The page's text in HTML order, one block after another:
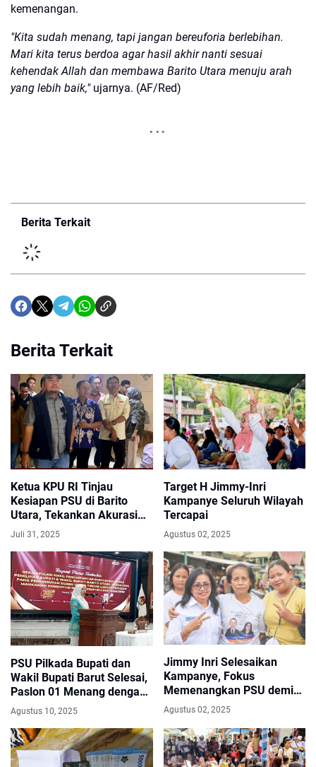
kemenangan.
"Kita sudah menang, tapi jangan bereuforia berlebihan.
Mari kita terus berdoa agar hasil akhir nanti sesuai
kehendak Allah dan membawa Barito Utara menuju arah
yang lebih baik,"ujarnya. (AF/Red)
Berita Terkait
Berita Terkait
Ketua KPU RI Tinjau
Kesiapan PSU di Barito
Utara, Tekankan Akurasi
dan Ketelitian Logistik
Juli 31, 2025
Target H Jimmy-Inri
Kampanye Seluruh Wilayah
Tercapai
Agustus 02, 2025
PSU Pilkada Bupati dan
Wakil Bupati Barut Selesai,
Paslon 01 Menang dengan
Selisih 3.411 Suara
Agustus 10, 2025
Jimmy Inri Selesaikan
Kampanye, Fokus
Memenangkan PSU demi
Kemajuan Barito Utara
Agustus 02, 2025